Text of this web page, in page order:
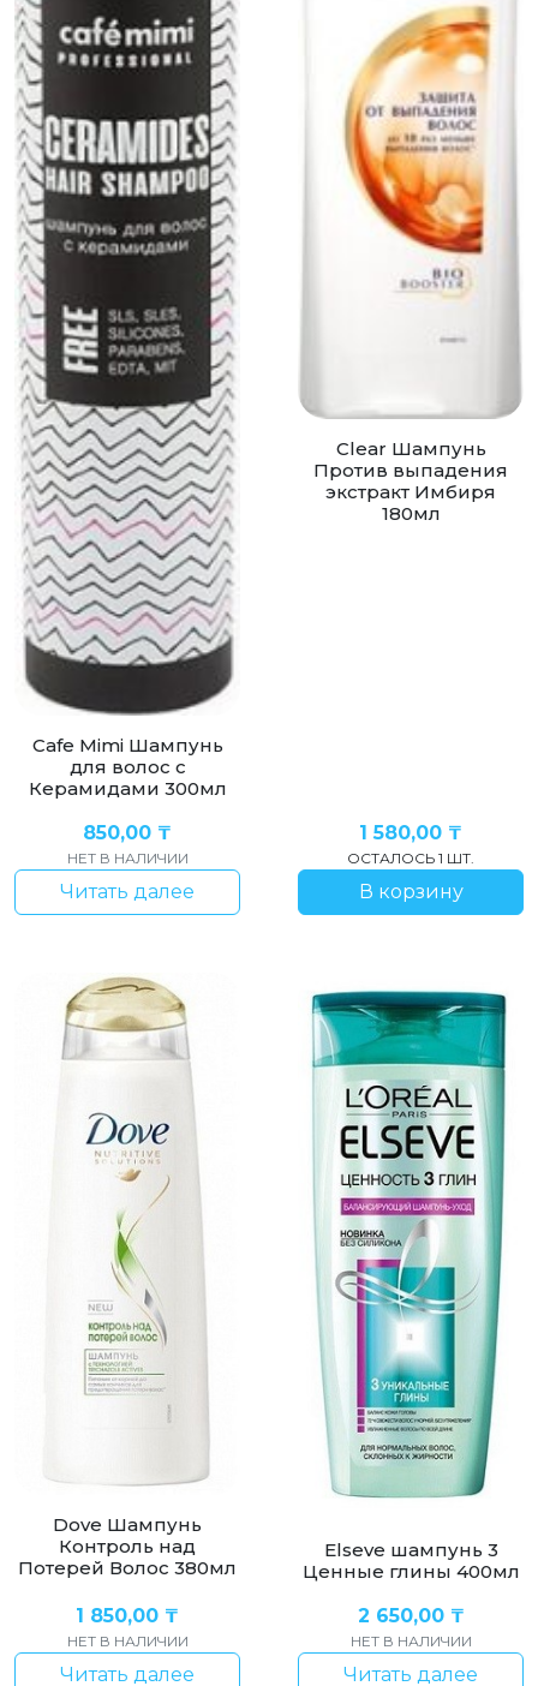
Cafe Mimi Шампунь
для волос с
Керамидами 300мл
850,00 ₸
НЕТ В НАЛИЧИИ
Читать далее
Clear Шампунь
Против выпадения
экстракт Имбиря
180мл
1 580,00 ₸
ОСТАЛОСЬ 1 ШТ.
В корзину
Dove Шампунь
Контроль над
Потерей Волос 380мл
1 850,00 ₸
НЕТ В НАЛИЧИИ
Читать далее
Elseve шампунь 3
Ценные глины 400мл
2 650,00 ₸
НЕТ В НАЛИЧИИ
Читать далее